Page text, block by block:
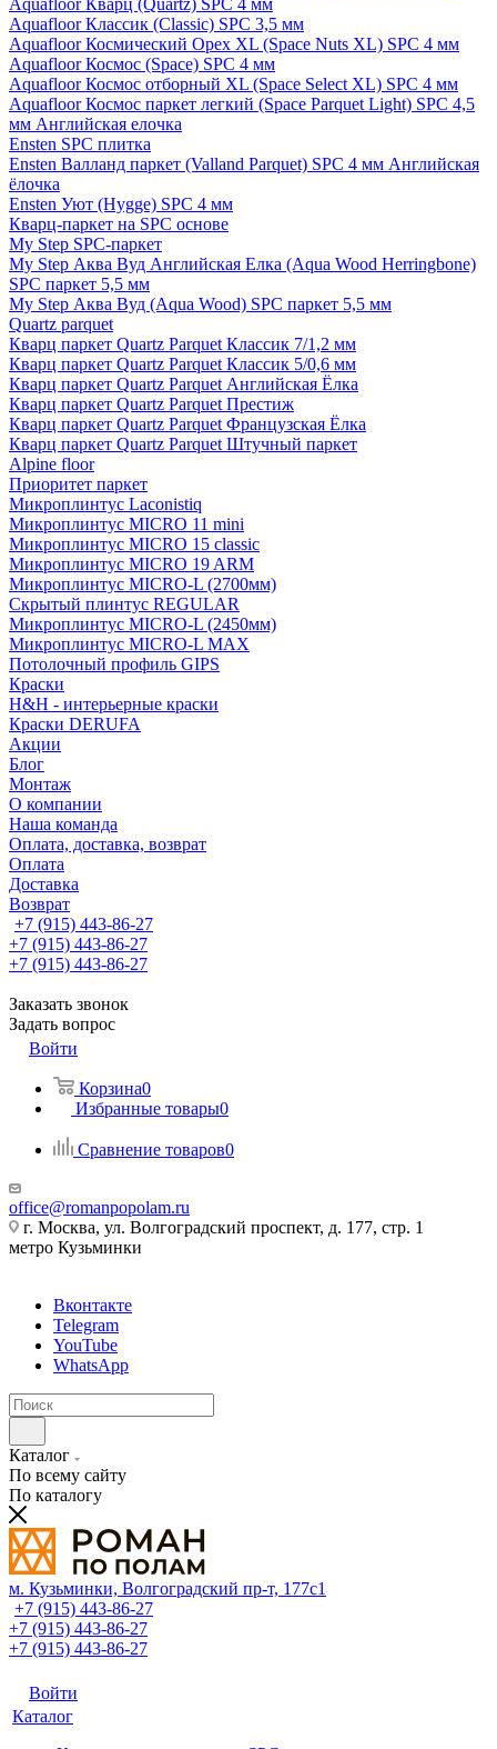
Aquafloor Кварц (Quartz) SPC 4 мм
Aquafloor Классик (Classic) SPC 3,5 мм
Aquafloor Космический Орех XL (Space Nuts XL) SPC 4 мм
Aquafloor Космос (Space) SPC 4 мм
Aquafloor Космос отборный XL (Space Select XL) SPC 4 мм
Aquafloor Космос паркет легкий (Space Parquet Light) SPC 4,5
мм Английская елочка
Ensten SPC плитка
Ensten Валланд паркет (Valland Parquet) SPC 4 мм Английская
ёлочка
Ensten Уют (Hygge) SPC 4 мм
Кварц-паркет на SPC основе
My Step SPC-паркет
My Step Аква Вуд Английская Елка (Aqua Wood Herringbone)
SPC паркет 5,5 мм
My Step Аква Вуд (Aqua Wood) SPC паркет 5,5 мм
Quartz parquet
Кварц паркет Quartz Parquet Классик 7/1,2 мм
Кварц паркет Quartz Parquet Классик 5/0,6 мм
Кварц паркет Quartz Parquet Английская Ёлка
Кварц паркет Quartz Parquet Престиж
Кварц паркет Quartz Parquet Французская Ёлка
Кварц паркет Quartz Parquet Штучный паркет
Alpine floor
Приоритет паркет
Микроплинтус Laconistiq
Микроплинтус MICRO 11 mini
Микроплинтус MICRO 15 classic
Микроплинтус MICRO 19 ARM
Микроплинтус MICRO-L (2700мм)
Скрытый плинтус REGULAR
Микроплинтус MICRO-L (2450мм)
Микроплинтус MICRO-L MAX
Потолочный профиль GIPS
Краски
H&H - интерьерные краски
Краски DERUFA
Акции
Блог
Монтаж
О компании
Наша команда
Оплата, доставка, возврат
Оплата
Доставка
Возврат
+7 (915) 443-86-27
+7 (915) 443-86-27
+7 (915) 443-86-27
Заказать звонок
Задать вопрос
Войти
Корзина0
Избранные товары0
Сравнение товаров0
office@romanpopolam.ru
г. Москва, ул. Волгоградский проспект, д. 177, стр. 1
метро Кузьминки
Вконтакте
Telegram
YouTube
WhatsApp
Каталог
По всему сайту
По каталогу
м. Кузьминки, Волгоградский пр‑т, 177с1
+7 (915) 443-86-27
+7 (915) 443-86-27
+7 (915) 443-86-27
Войти
Каталог